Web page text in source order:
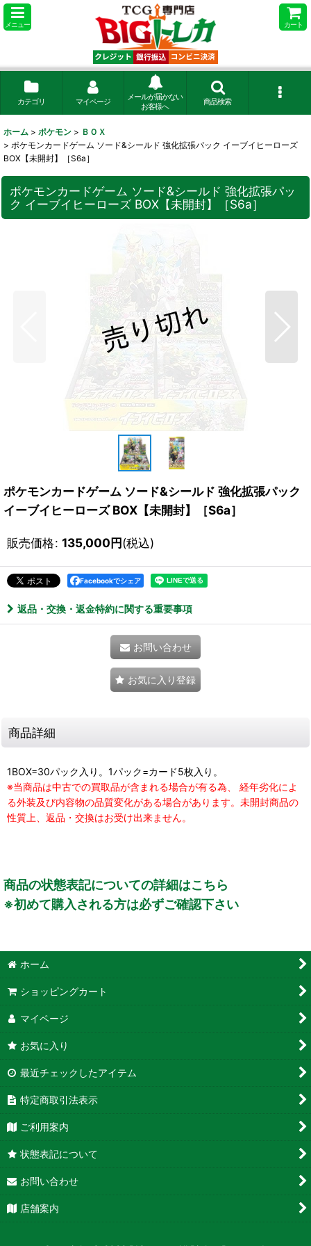
メニュー カート
カテゴリ マイページ
メールが届かない
お客様へ
商品検索
ホーム > ポケモン > ＢＯＸ
> ポケモンカードゲーム ソード&シールド 強化拡張パック イーブイヒーローズ
BOX【未開封】［S6a］
ポケモンカードゲーム ソード&シールド 強化拡張パッ
ク イーブイヒーローズ BOX【未開封】［S6a］
ポケモンカードゲーム ソード&シールド 強化拡張パック
イーブイヒーローズ BOX【未開封】［S6a］
販売価格: 135,000円(税込)
Facebookでシェア
返品・交換・返金特約に関する重要事項
お問い合わせ
お気に入り登録
商品詳細
1BOX=30パック入り。1パック=カード5枚入り。
※当商品は中古での買取品が含まれる場合が有る為、 経年劣化によ
る外装及び内容物の品質変化がある場合があります。未開封商品の
性質上、返品・交換はお受け出来ません。
商品の状態表記についての詳細はこちら
※初めて購入される方は必ずご確認下さい
ホーム
ショッピングカート
マイページ
お気に入り
最近チェックしたアイテム
特定商取引法表示
ご利用案内
状態表記について
お問い合わせ
店舗案内